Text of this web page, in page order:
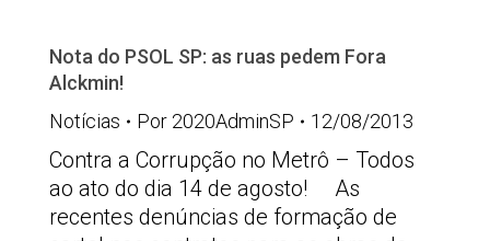
Nota do PSOL SP: as ruas pedem Fora
Alckmin!
Notícias
Por 2020AdminSP 12/08/2013
Contra a Corrupção no Metrô – Todos
ao ato do dia 14 de agosto! As
recentes denúncias de formação de